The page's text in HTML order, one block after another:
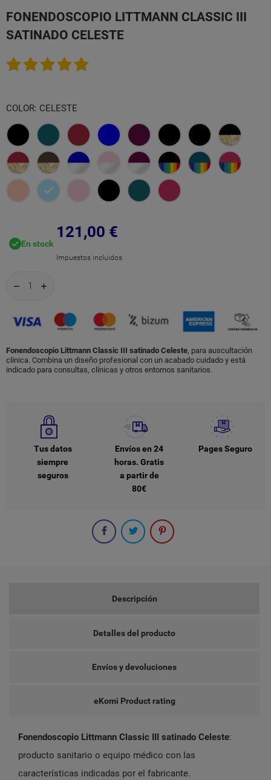
FONENDOSCOPIO LITTMANN CLASSIC III
SATINADO CELESTE
Fonendoscopio Littmann Classic III satinado Celeste, para auscultación
clínica. Combina un diseño profesional con un acabado cuidado y está
indicado para consultas, clínicas y otros entornos sanitarios.
COLOR: CELESTE
Negro Azul
Caribe
GranateAzul CiruelaEdición
Negra
Negro
Ahumado
Negro/
Champán
Granate/Campana
Champán
Chocolate/Campana
Cobre Espejo Perla/Campana
Ciruela/Campana
Espejo/Vástago
Negro/Campana
Arco
Azul
Rosa
Champan
CelesteRosa
Perla
Negro Azul Frambuesa
121,00 €
Impuestos incluidos
En stock
Tus datos
siempre
seguros
Envíos en 24
horas. Gratis
a partir de
80€
Pages Seguro
Descripción
Detalles del producto
Envíos y devoluciones
eKomi Product rating
Fonendoscopio Littmann Classic III satinado Celeste:
producto sanitario o equipo médico con las
características indicadas por el fabricante.